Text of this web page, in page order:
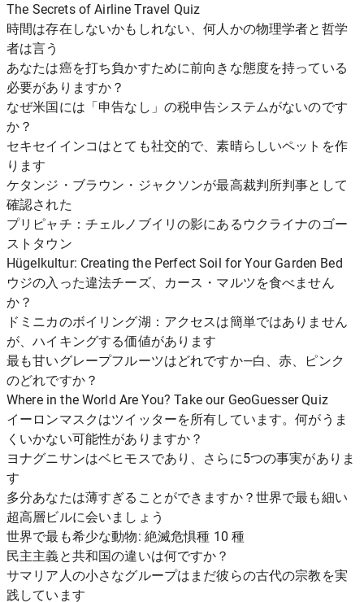
The Secrets of Airline Travel Quiz
時間は存在しないかもしれない、何人かの物理学者と哲学
者は言う
あなたは癌を打ち負かすために前向きな態度を持っている
必要がありますか？
なぜ米国には「申告なし」の税申告システムがないのです
か？
セキセイインコはとても社交的で、素晴らしいペットを作
ります
ケタンジ・ブラウン・ジャクソンが最高裁判所判事として
確認された
プリピャチ：チェルノブイリの影にあるウクライナのゴー
ストタウン
Hügelkultur: Creating the Perfect Soil for Your Garden Bed
ウジの入った違法チーズ、カース・マルツを食べません
か？
ドミニカのボイリング湖：アクセスは簡単ではありません
が、ハイキングする価値があります
最も甘いグレープフルーツはどれですか—白、赤、ピンク
のどれですか？
Where in the World Are You? Take our GeoGuesser Quiz
イーロンマスクはツイッターを所有しています。何がうま
くいかない可能性がありますか？
ヨナグニサンはベヒモスであり、さらに5つの事実がありま
す
多分あなたは薄すぎることができますか？世界で最も細い
超高層ビルに会いましょう
世界で最も希少な動物: 絶滅危惧種 10 種
民主主義と共和国の違いは何ですか？
サマリア人の小さなグループはまだ彼らの古代の宗教を実
践しています